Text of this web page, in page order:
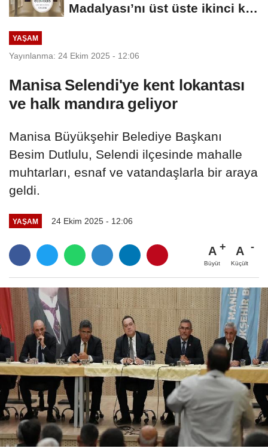
Madalyası’nı üst üste ikinci kez
YAŞAM
Yayınlanma: 24 Ekim 2025 - 12:06
Manisa Selendi'ye kent lokantası
ve halk mandıra geliyor
Manisa Büyükşehir Belediye Başkanı
Besim Dutlulu, Selendi ilçesinde mahalle
muhtarları, esnaf ve vatandaşlarla bir araya
geldi.
YAŞAM 24 Ekim 2025 - 12:06
A
Büyüt
A
Küçült